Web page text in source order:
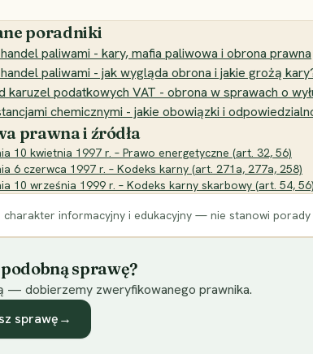
poradniki
paliwami - kary, mafia paliwowa i obrona prawna
paliwami - jak wygląda obrona i jakie grożą
karuzel podatkowych VAT - obrona w sprawach o
chemicznymi - jakie obowiązki i
prawna i źródła
10 kwietnia 1997 r. – Prawo energetyczne (art. 32, 56)
6 czerwca 1997 r. – Kodeks karny (art. 271a, 277a, 258)
10 września 1999 r. – Kodeks karny skarbowy (art. 54, 56)
charakter informacyjny i edukacyjny — nie stanowi
sprawę?
— dobierzemy zweryfikowanego prawnika.
sprawę→